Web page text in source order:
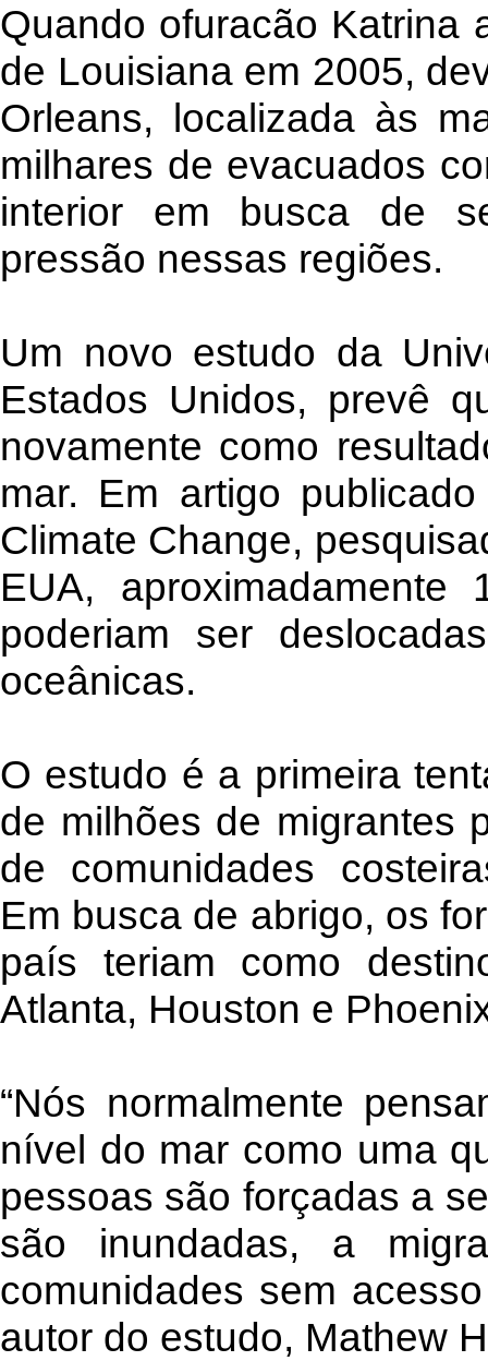
Quando ofuracão Katrina
de Louisiana em 2005,
Orleans, localizada às
milhares de evacuados
interior em busca de
pressão nessas regiões.
Um novo estudo da
Estados Unidos, prevê
novamente como
mar. Em artigo
Climate Change,
EUA,
poderiam ser
oceânicas.
O estudo é a primeira
de milhões de migrantes
de comunidades
Em busca de abrigo, os
país teriam como
Atlanta, Houston e
“Nós normalmente
nível do mar como uma
pessoas são forçadas a
são inundadas, a
comunidades sem
autor do estudo, Mathew